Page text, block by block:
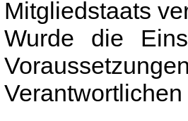
Mitgliedstaats
Wurde die